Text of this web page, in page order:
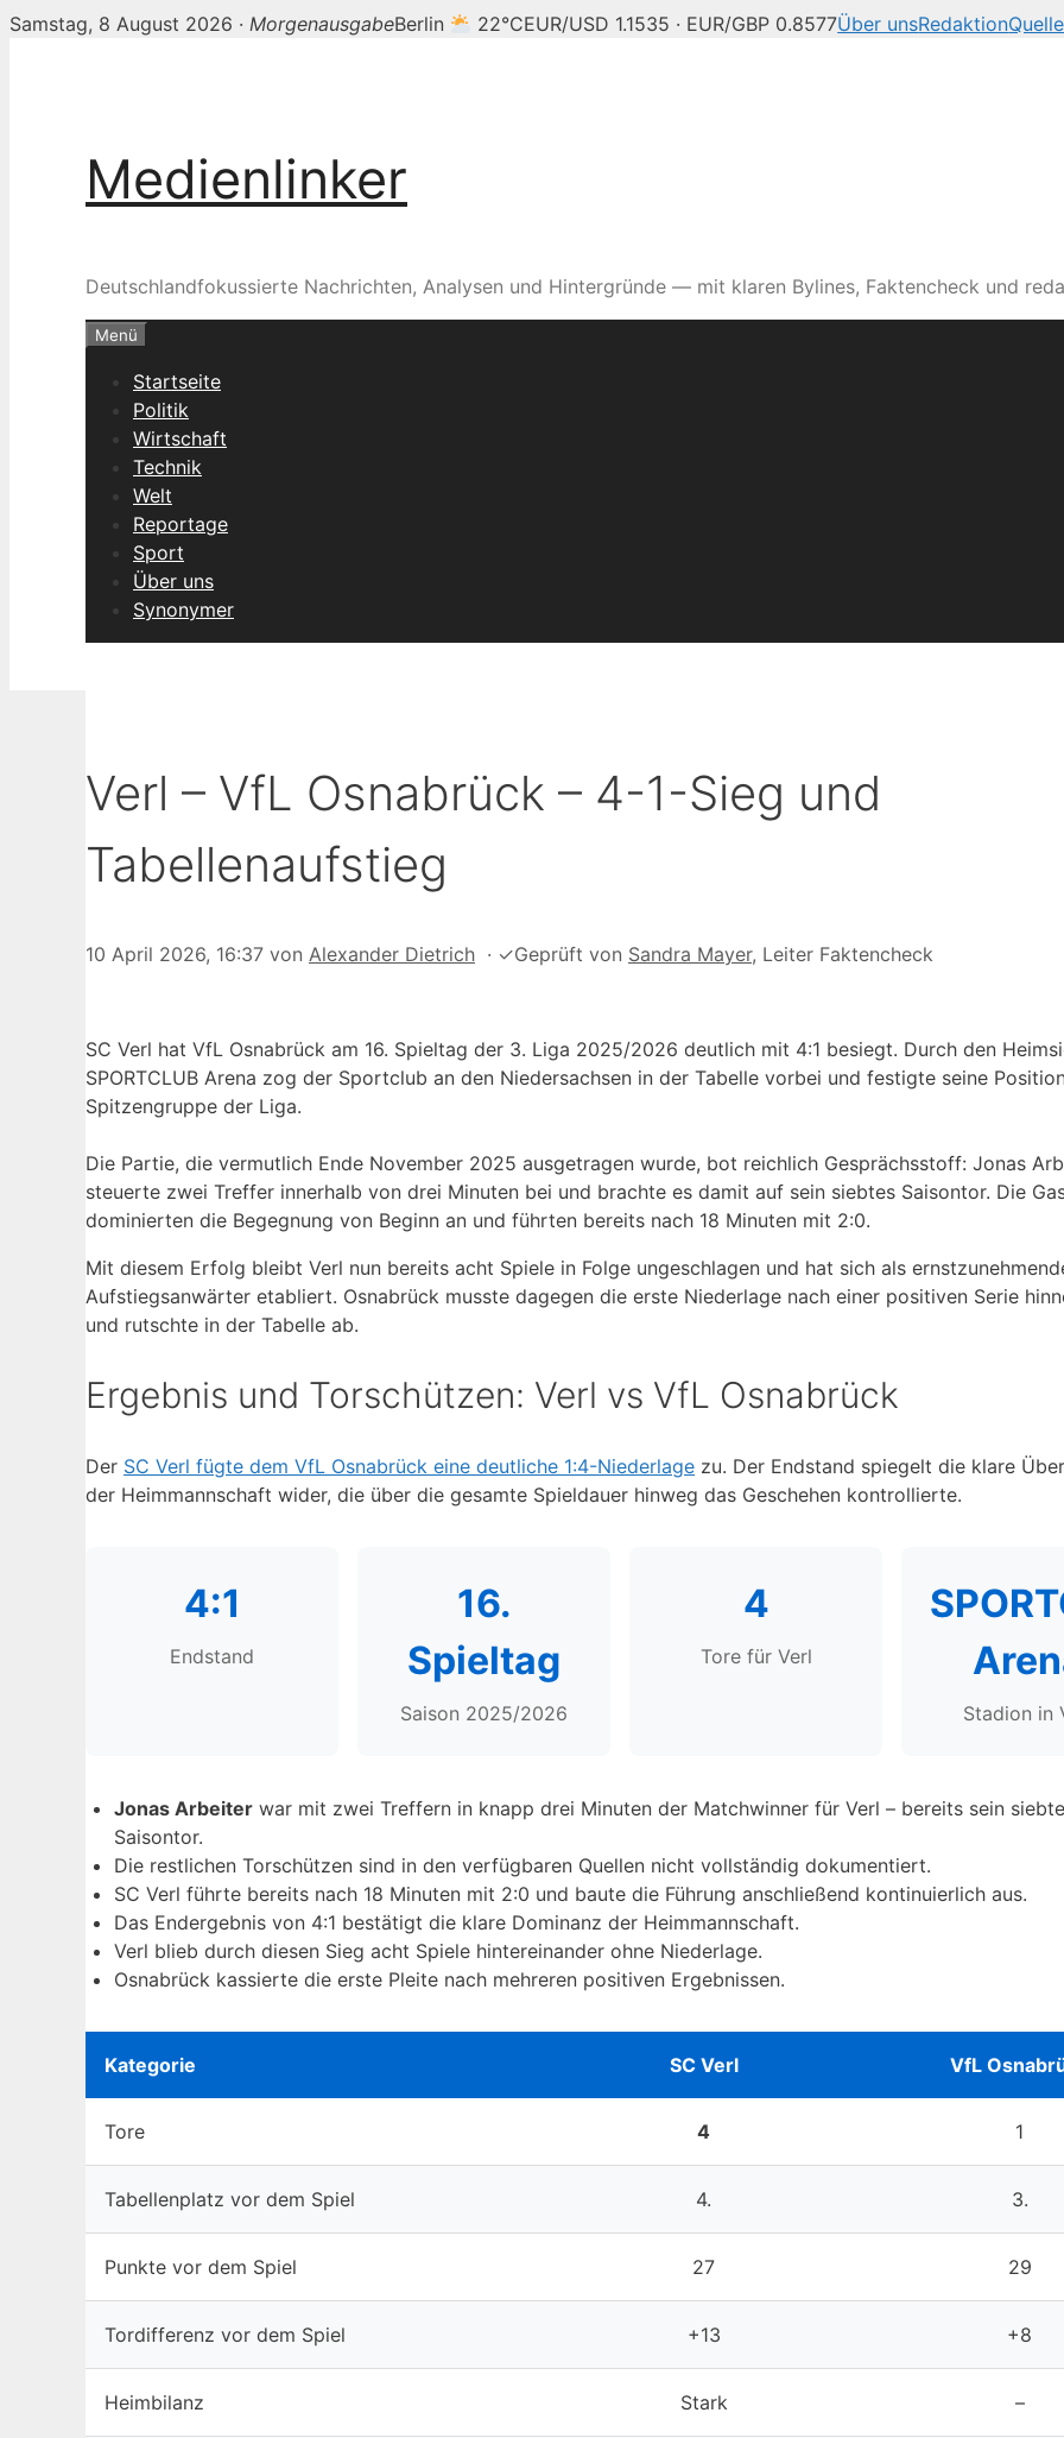
Samstag, 8 August 2026 · MorgenausgabeBerlin 22°CEUR/USD 1.1535 · EUR/GBP 0.8577Über unsRedaktion
Medienlinker
Deutschlandfokussierte Nachrichten, Analysen und Hintergründe — mit klaren Bylines, Faktencheck und
Menü
Startseite
Politik
Wirtschaft
Technik
Welt
Reportage
Sport
Über uns
Synonymer
Verl – VfL Osnabrück – 4-1-Sieg und
Tabellenaufstieg
10 April 2026, 16:37 von Alexander Dietrich · ✓Geprüft von Sandra Mayer, Leiter Faktencheck
SC Verl hat VfL Osnabrück am 16. Spieltag der 3. Liga 2025/2026 deutlich mit 4:1 besiegt. Durch den
SPORTCLUB Arena zog der Sportclub an den Niedersachsen in der Tabelle vorbei und festigte seine
Spitzengruppe der Liga.
Die Partie, die vermutlich Ende November 2025 ausgetragen wurde, bot reichlich Gesprächsstoff: Jonas
steuerte zwei Treffer innerhalb von drei Minuten bei und brachte es damit auf sein siebtes Saisontor. Die
dominierten die Begegnung von Beginn an und führten bereits nach 18 Minuten mit 2:0.
Mit diesem Erfolg bleibt Verl nun bereits acht Spiele in Folge ungeschlagen und hat sich als
Aufstiegsanwärter etabliert. Osnabrück musste dagegen die erste Niederlage nach einer positiven Serie
und rutschte in der Tabelle ab.
Ergebnis und Torschützen: Verl vs VfL Osnabrück
Der SC Verl fügte dem VfL Osnabrück eine deutliche 1:4-Niederlage zu. Der Endstand spiegelt die klare
der Heimmannschaft wider, die über die gesamte Spieldauer hinweg das Geschehen kontrollierte.
4:1
Endstand
16.
Spieltag
Saison 2025/2026
4
Tore für Verl
Stadion in
Jonas Arbeiter war mit zwei Treffern in knapp drei Minuten der Matchwinner für Verl – bereits sein
Saisontor.
Die restlichen Torschützen sind in den verfügbaren Quellen nicht vollständig dokumentiert.
SC Verl führte bereits nach 18 Minuten mit 2:0 und baute die Führung anschließend kontinuierlich aus.
Das Endergebnis von 4:1 bestätigt die klare Dominanz der Heimmannschaft.
Verl blieb durch diesen Sieg acht Spiele hintereinander ohne Niederlage.
Osnabrück kassierte die erste Pleite nach mehreren positiven Ergebnissen.
Kategorie SC Verl VfL
Tore 4 1
Tabellenplatz vor dem Spiel 4. 3.
Punkte vor dem Spiel 27 29
Tordifferenz vor dem Spiel +13 +8
Heimbilanz Stark –